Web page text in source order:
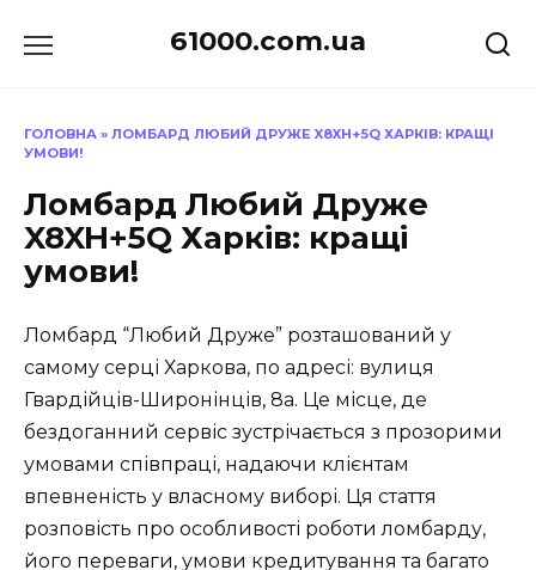
до
61000.com.ua
ГОЛОВНА » ЛОМБАРД ЛЮБИЙ ДРУЖЕ X8XH+5Q ХАРКІВ: КРАЩІ
УМОВИ!
Ломбард Любий Друже
X8XH+5Q Харків: кращі
умови!
Ломбард “Любий Друже” розташований у
самому серці Харкова, по адресі: вулиця
Гвардійців-Широнінців, 8а. Це місце, де
бездоганний сервіс зустрічається з прозорими
умовами співпраці, надаючи клієнтам
впевненість у власному виборі. Ця стаття
розповість про особливості роботи ломбарду,
його переваги, умови кредитування та багато